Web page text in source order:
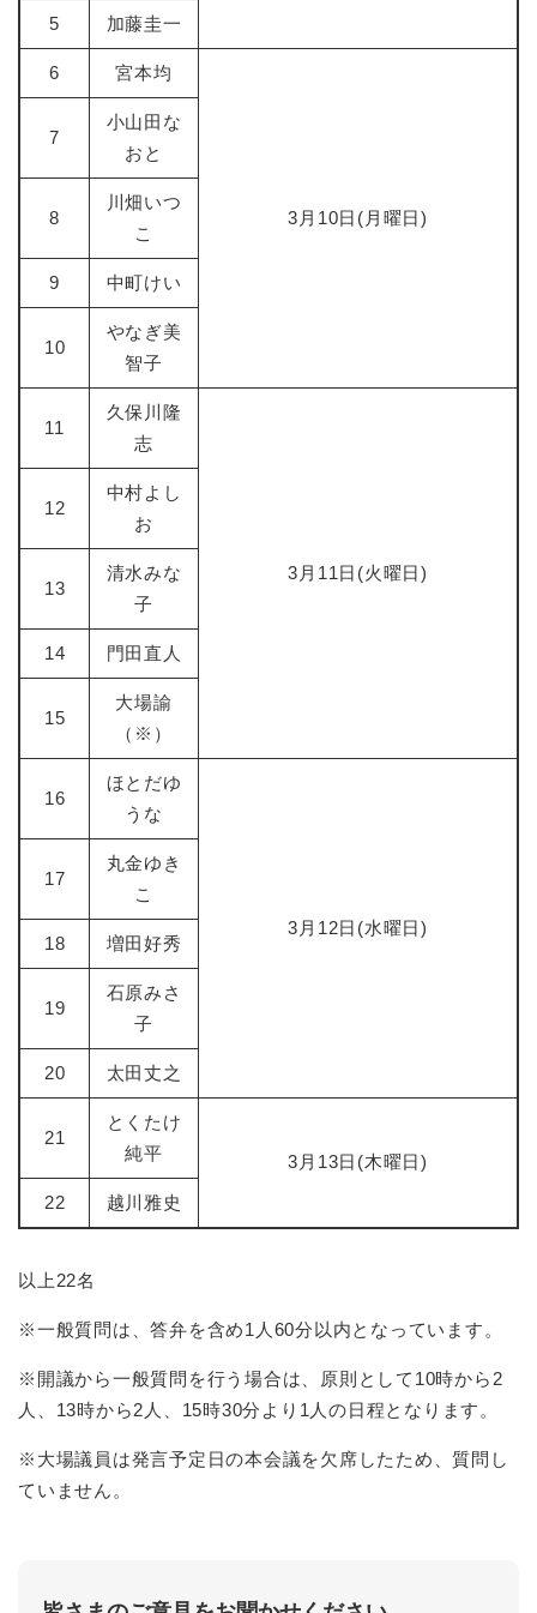
5 加藤圭一
6 宮本均
3月10日(月曜日)
7
小山田な
おと
8
川畑いつ
こ
9 中町けい
10
やなぎ美
智子
11
久保川隆
志
3月11日(火曜日)
12
中村よし
お
13
清水みな
子
14 門田直人
15
大場諭
（※）
16
ほとだゆ
うな
3月12日(水曜日)
17
丸金ゆき
こ
18 増田好秀
19
石原みさ
子
20 太田丈之
21
とくたけ
純平
3月13日(木曜日)
22
越川雅史
以上22名
※一般質問は、答弁を含め1人60分以内となっています。
※開議から一般質問を行う場合は、原則として10時から2
人、13時から2人、15時30分より1人の日程となります。
※大場議員は発言予定日の本会議を欠席したため、質問し
ていません。